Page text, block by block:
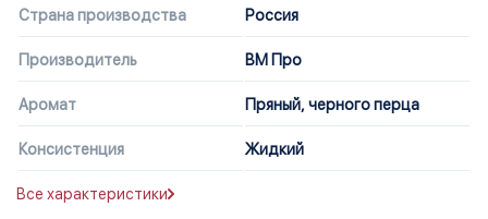
Страна производства Россия
Производитель ВМ Про
Аромат Пряный, черного перца
Консистенция Жидкий
Все характеристики